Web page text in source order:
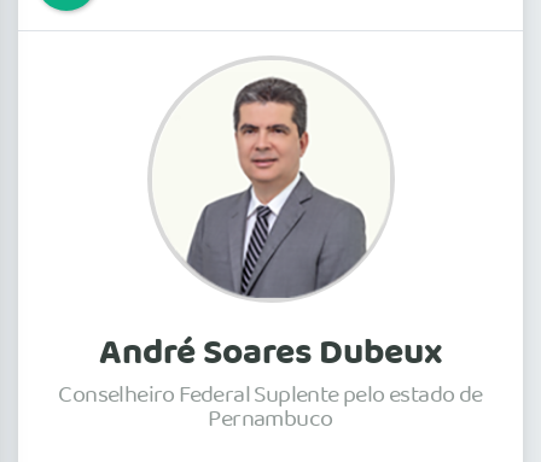
André Soares Dubeux
Conselheiro Federal Suplente pelo estado de
Pernambuco